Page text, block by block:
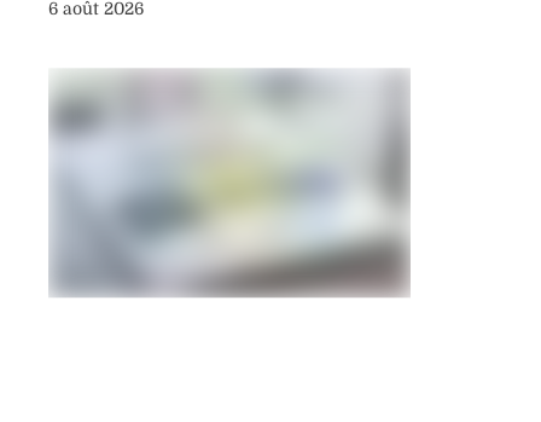
6 août 2026